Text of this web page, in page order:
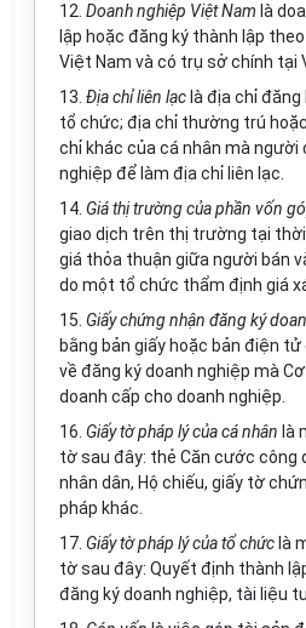
12. Doanh nghiệp Việt Nam là
lập hoặc đăng ký thành lập
Việt Nam và có trụ sở chính tại
13. Địa chỉ liên lạc là địa chỉ
tổ chức; địa chỉ thường trú
chỉ khác của cá nhân mà người
nghiệp để làm địa chỉ liên lạc.
14. Giá thị trường của phần vốn
giao dịch trên thị trường tại
giá thỏa thuận giữa người bán
do một tổ chức thẩm định giá
15. Giấy chứng nhận đăng ký
bằng bản giấy hoặc bản điện
về đăng ký doanh nghiệp mà
doanh cấp cho doanh nghiệp.
16. Giấy tờ pháp lý của cá nhân là
tờ sau đây: thẻ Căn cước công
nhân dân, Hộ chiếu, giấy tờ
pháp khác.
17. Giấy tờ pháp lý của tổ chức là
tờ sau đây: Quyết định thành
đăng ký doanh nghiệp, tài liệu